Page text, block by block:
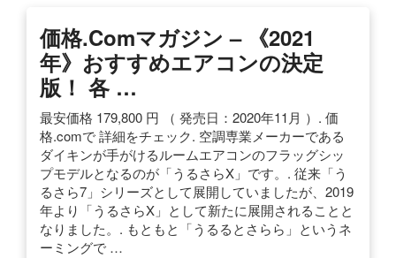
価格.comマガジン – 《2021
年》おすすめエアコンの決定
版！ 各 …
最安価格 179,800 円 （ 発売日：2020年11月 ）. 価
格.comで 詳細をチェック. 空調専業メーカーである
ダイキンが手がけるルームエアコンのフラッグシッ
プモデルとなるのが「うるさらX」です。. 従来「う
るさら7」シリーズとして展開していましたが、2019
年より「うるさらX」として新たに展開されることと
なりました。. もともと「うるるとさらら」というネ
ーミングで …